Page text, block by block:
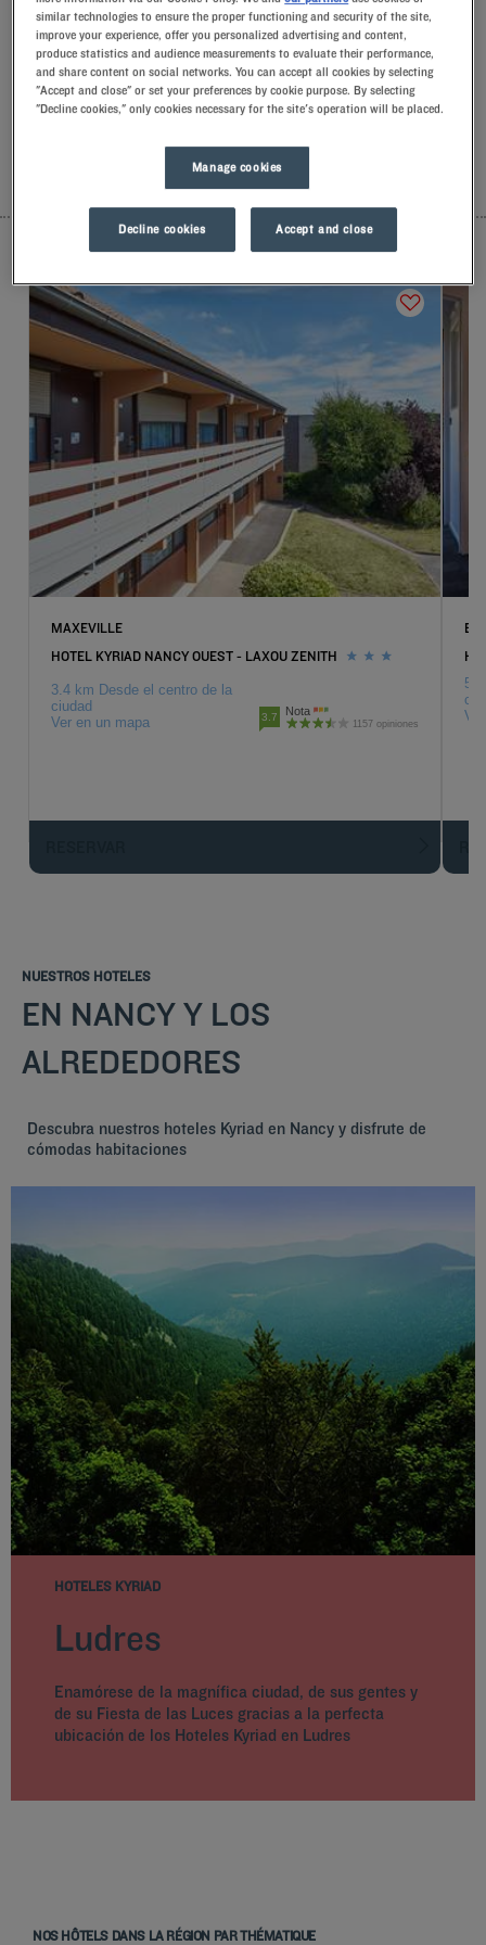
Nancy. A su llegada, nuestros empleados lo recibirán con una
sonrisa y pequeños detalles llenos de significado.Descubrirá
la comodidad exclusiva de nuestra almohada de espuma con
memoria de forma.Y, para empezar el día con buen pie, podrá
experimentar la diferencia de alojarse en un Kyriad.Mímese
con un yogurt helado para desayunar… ¡Y ya tendrá dos
buenas razones para volver!
MAPA
MAXEVILLE
HOTEL KYRIAD NANCY OUEST - LAXOU ZENITH
3.4 km Desde el centro de la
ciudad
Ver en un mapa
3.7 Nota
1157 opiniones
NUESTROS HOTELES
EN NANCY Y LOS
ALREDEDORES
Descubra nuestros hoteles Kyriad en Nancy y disfrute de
cómodas habitaciones
HOTELES KYRIAD
Ludres
Enamórese de la magnífica ciudad, de sus gentes y
de su Fiesta de las Luces gracias a la perfecta
ubicación de los Hoteles Kyriad en Ludres
NOS HÔTELS DANS LA RÉGION PAR THÉMATIQUE
similar technologies to ensure the proper functioning and security of the site,
improve your experience, offer you personalized advertising and content,
produce statistics and audience measurements to evaluate their performance,
and share content on social networks. You can accept all cookies by selecting
"Accept and close" or set your preferences by cookie purpose. By selecting
"Decline cookies," only cookies necessary for the site's operation will be placed.
Manage cookies
Decline cookies Accept and close